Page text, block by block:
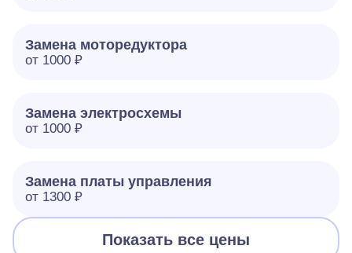
Замена моторедуктора
от 1000 ₽
Замена электросхемы
от 1000 ₽
Замена платы управления
от 1300 ₽
Показать все цены